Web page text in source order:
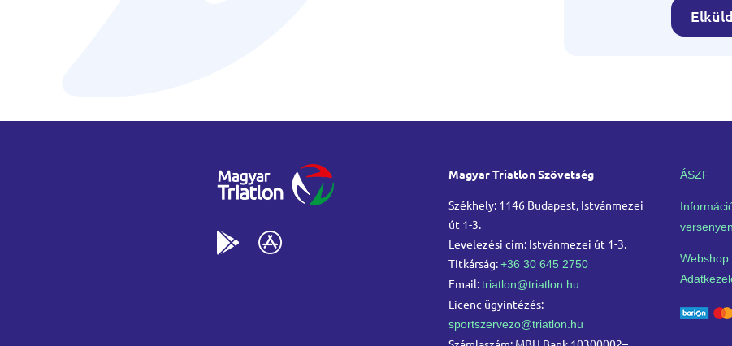
Magyar Triatlon Szövetség
Székhely: 1146 Budapest, Istvánmezei
út 1-3.
Levelezési cím: Istvánmezei út 1-3.
Titkárság:+36 30 645 2750
Email:triatlon@triatlon.hu
Licenc ügyintézés:
sportszervezo@triatlon.hu
ÁSZF
Webshop